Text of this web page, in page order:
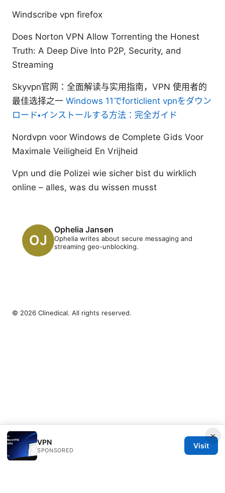
Windscribe vpn firefox
Does Norton VPN Allow Torrenting the Honest
Truth: A Deep Dive Into P2P, Security, and
Streaming
Skyvpn官网：全面解读与实用指南，VPN 使用者的
最佳选择之一 Windows 11でforticlient vpnをダウン
ロード・インストールする方法：完全ガイド
Nordvpn voor Windows de Complete Gids Voor
Maximale Veiligheid En Vrijheid
Vpn und die Polizei wie sicher bist du wirklich
online – alles, was du wissen musst
Ophelia Jansen
Ophelia writes about secure messaging and
streaming geo-unblocking.
×
VPN
SPONSORED
Visit
© 2026 Clinedical. All rights reserved.